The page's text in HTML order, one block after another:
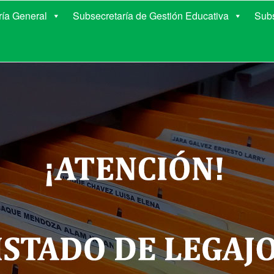
EDUCACIÓN DE
General Subsecretaría de Gestión Educativa